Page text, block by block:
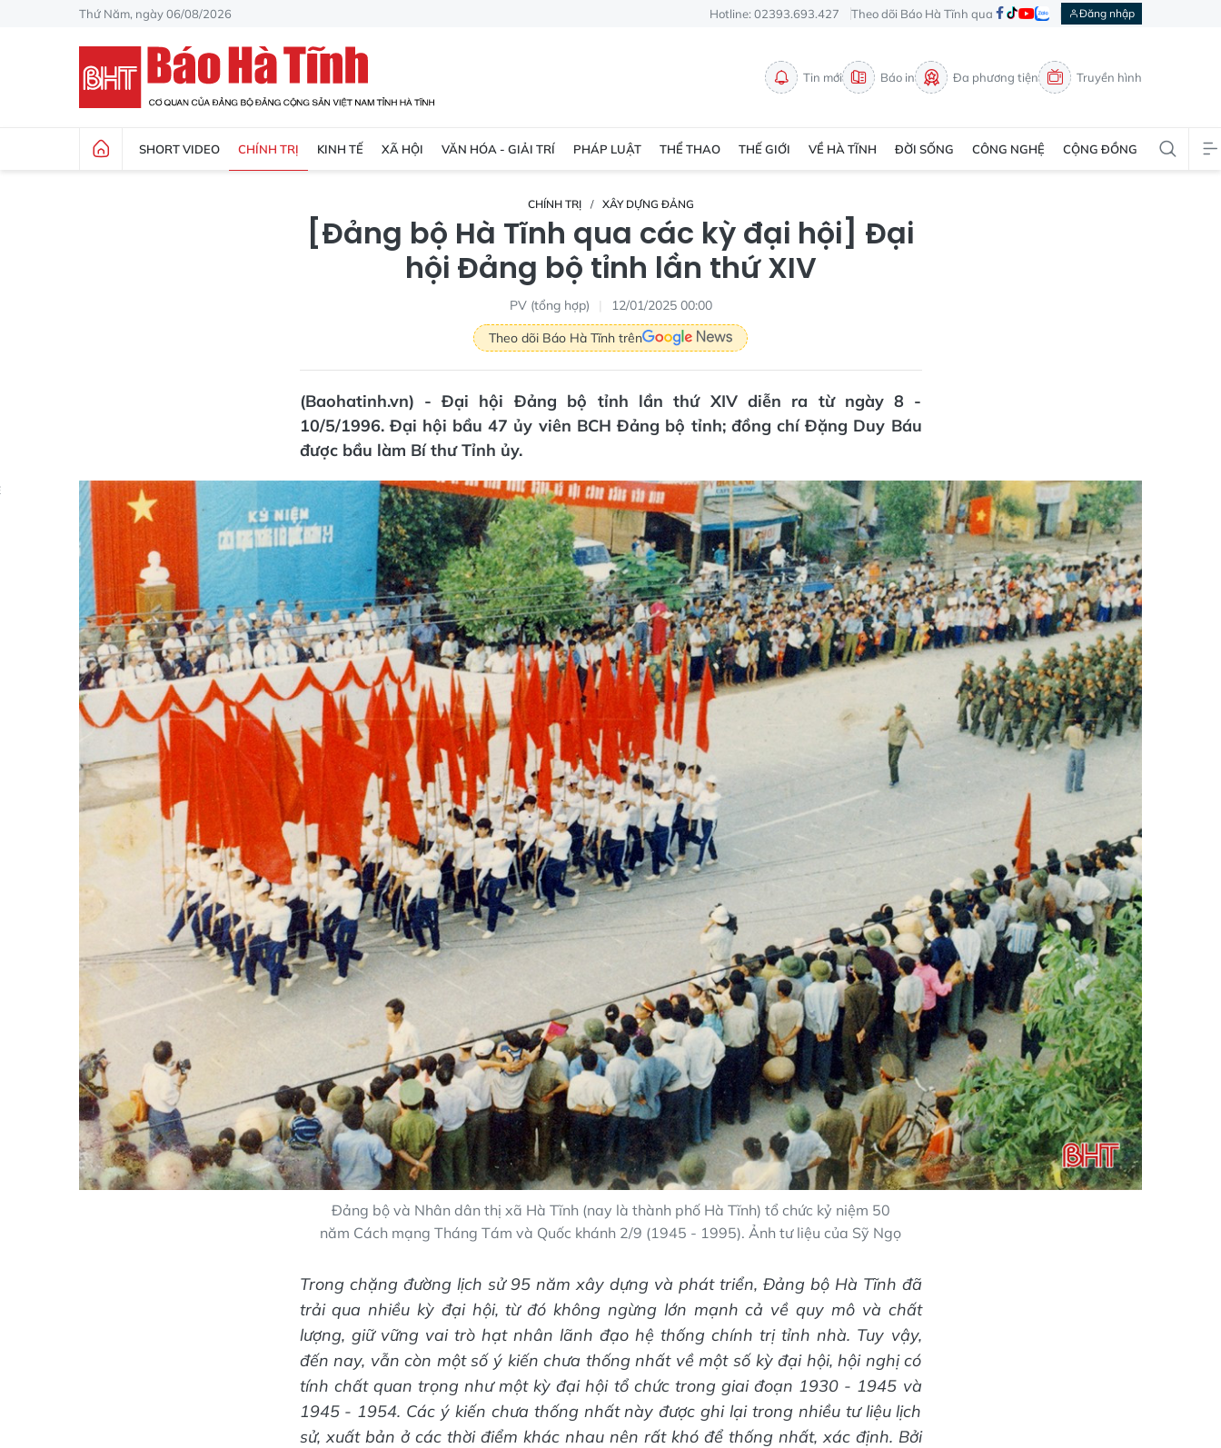
Thứ Năm, ngày 06/08/2026 Hotline: 02393.693.427 Theo dõi Báo Hà Tĩnh qua Đăng nhập
Tin mới Báo in Đa phương tiện Truyền hình
SHORT VIDEO CHÍNH TRỊ KINH TẾ XÃ HỘI VĂN HÓA - GIẢI TRÍ PHÁP LUẬT THỂ THAO THẾ GIỚI VỀ HÀ TĨNH ĐỜI SỐNG CÔNG NGHỆ CỘNG ĐỒNG
CHÍNH TRỊ XÂY DỰNG ĐẢNG
[Đảng bộ Hà Tĩnh qua các kỳ đại hội] Đại
hội Đảng bộ tỉnh lần thứ XIV
PV (tổng hợp)
12/01/2025 00:00
Theo dõi Báo Hà Tĩnh trên
(Baohatinh.vn) - Đại hội Đảng bộ tỉnh lần thứ XIV diễn ra từ ngày 8 -
10/5/1996. Đại hội bầu 47 ủy viên BCH Đảng bộ tỉnh; đồng chí Đặng Duy Báu
được bầu làm Bí thư Tỉnh ủy.
Đảng bộ và Nhân dân thị xã Hà Tĩnh (nay là thành phố Hà Tĩnh) tổ chức kỷ niệm 50
năm Cách mạng Tháng Tám và Quốc khánh 2/9 (1945 - 1995). Ảnh tư liệu của Sỹ Ngọ
Trong chặng đường lịch sử 95 năm xây dựng và phát triển, Đảng bộ Hà Tĩnh đã
trải qua nhiều kỳ đại hội, từ đó không ngừng lớn mạnh cả về quy mô và chất
lượng, giữ vững vai trò hạt nhân lãnh đạo hệ thống chính trị tỉnh nhà. Tuy vậy,
đến nay, vẫn còn một số ý kiến chưa thống nhất về một số kỳ đại hội, hội nghị có
tính chất quan trọng như một kỳ đại hội tổ chức trong giai đoạn 1930 - 1945 và
1945 - 1954. Các ý kiến chưa thống nhất này được ghi lại trong nhiều tư liệu lịch
sử, xuất bản ở các thời điểm khác nhau nên rất khó để thống nhất, xác định. Bởi